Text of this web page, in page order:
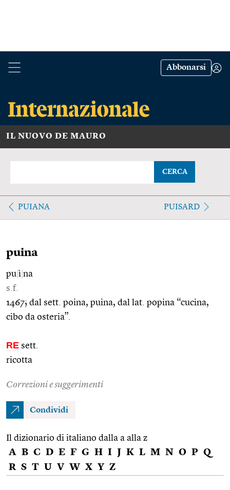
Abbonarsi
IL NUOVO DE MAURO
CERCA
PUIANA PUISARD
puina
pu ì na
s.f.
1467; dal sett. poina, puina, dal lat. popina “cucina,
cibo da osteria”.
RE sett.
ricotta
Correzioni e suggerimenti
Condividi
Il dizionario di italiano dalla a alla z
A B C D E F G H I J K L M N O P Q
R S T U V W X Y Z